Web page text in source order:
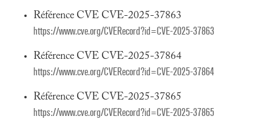
Référence CVE CVE-2025-37863
https://www.cve.org/CVERecord?id=CVE-2025-37863
Référence CVE CVE-2025-37864
https://www.cve.org/CVERecord?id=CVE-2025-37864
Référence CVE CVE-2025-37865
https://www.cve.org/CVERecord?id=CVE-2025-37865